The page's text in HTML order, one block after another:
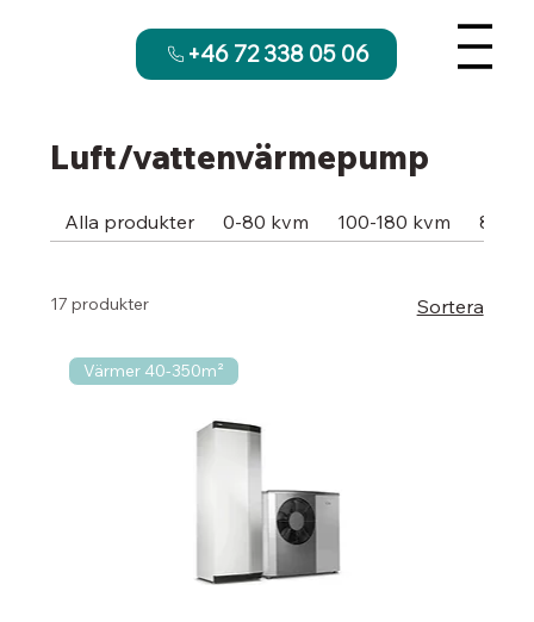
+46 72 338 05 06
Luft/vattenvärmepump
Alla produkter 0-80 kvm 100-180 kvm 80-
17 produkter Sortera
Värmer 40-350m²